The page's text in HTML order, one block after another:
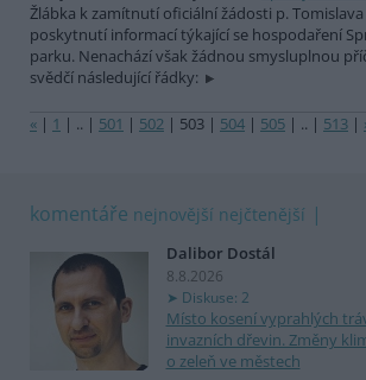
Žlábka k zamítnutí oficiální žádosti p.
poskytnutí informací týkající se hospodaření
parku. Nenachází však žádnou smysluplnou
svědčí následující řádky:
« | 1 | .. | 501 | 502 | 503 | 504 | 505 | .. | 513 |
komentáře nejnovější nejčtenější
Dalibor Dostál
8.8.2026
Diskuse: 2
Místo kosení vyprahlých
invazních dřevin. Změny
o zeleň ve městech